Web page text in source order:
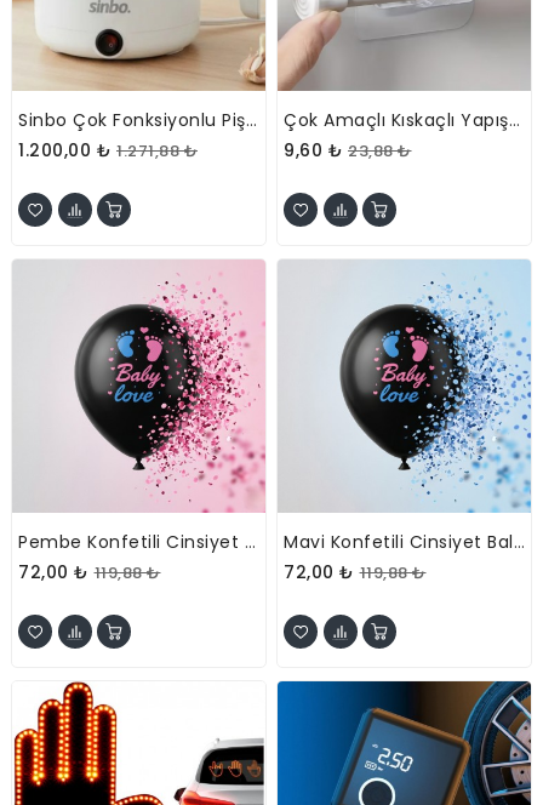
Sinbo Çok Fonksiyonlu Pişirici Elektrikli Tencere
1.200,00 ₺ 1.271,88 ₺
Çok Amaçlı Kıskaçlı Yapışkanlı Kablo Ve Mop Tutucu
9,60 ₺ 23,88 ₺
Pembe Konfetili Cinsiyet Balonu
72,00 ₺ 119,88 ₺
Mavi Konfetili Cinsiyet Balonu
72,00 ₺ 119,88 ₺